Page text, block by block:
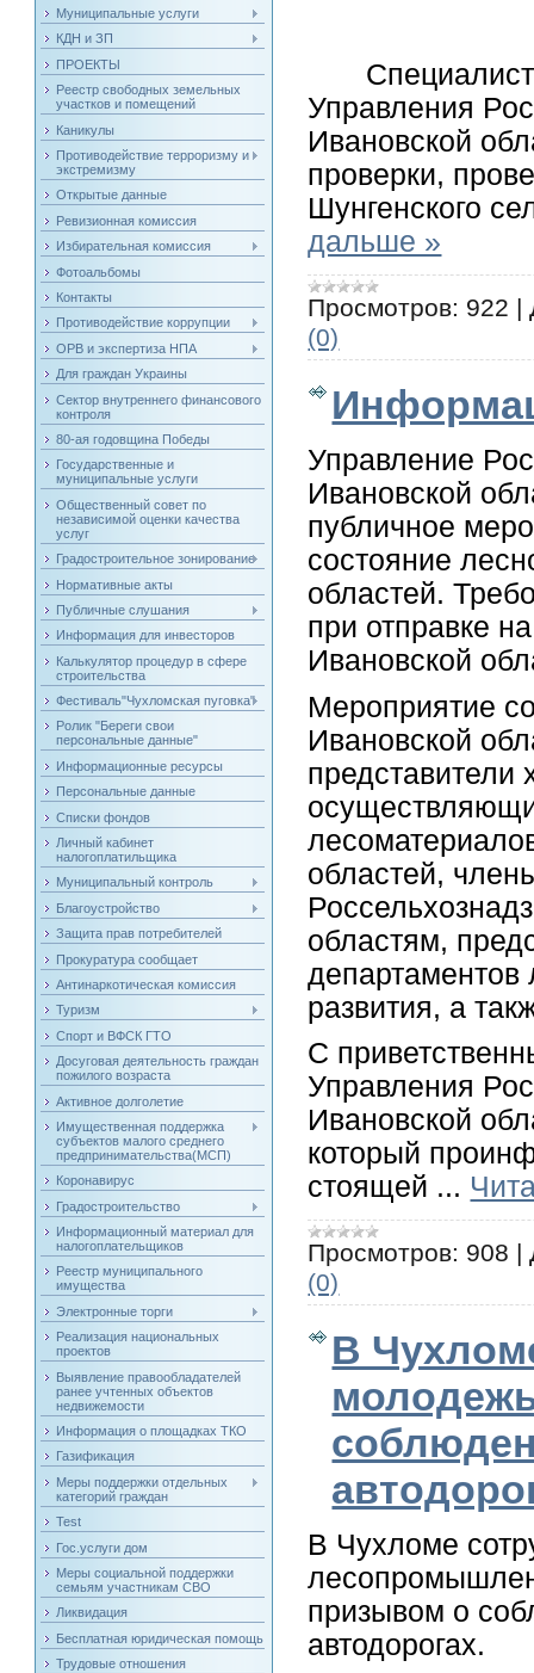
Муниципальные услуги
КДН и ЗП
ПРОЕКТЫ
Реестр свободных земельных
участков и помещений
Каникулы
Противодействие терроризму и
экстремизму
Открытые данные
Ревизионная комиссия
Избирательная комиссия
Фотоальбомы
Контакты
Противодействие коррупции
ОРВ и экспертиза НПА
Для граждан Украины
Сектор внутреннего финансового
контроля
80-ая годовщина Победы
Государственные и
муниципальные услуги
Общественный совет по
независимой оценки качества
услуг
Градостроительное зонирование
Нормативные акты
Публичные слушания
Информация для инвесторов
Калькулятор процедур в сфере
строительства
Фестиваль"Чухломская пуговка"
Ролик "Береги свои
персональные данные"
Информационные ресурсы
Персональные данные
Списки фондов
Личный кабинет
налогоплатильщика
Муниципальный контроль
Благоустройство
Защита прав потребителей
Прокуратура сообщает
Антинаркотическая комиссия
Туризм
Спорт и ВФСК ГТО
Досуговая деятельность граждан
пожилого возраста
Активное долголетие
Имущественная поддержка
субъектов малого среднего
предпринимательства(МСП)
Коронавирус
Градостроительство
Информационный материал для
налогоплательщиков
Реестр муниципального
имущества
Электронные торги
Реализация национальных
проектов
Выявление правообладателей
ранее учтенных объектов
недвижемости
Информация о площадках ТКО
Газификация
Меры поддержки отдельных
категорий граждан
Test
Гос.услуги дом
Меры социальной поддержки
семьям участникам СВО
Ликвидация
Бесплатная юридическая помощь
Трудовые отношения
Управления
Ивановской
проверки,
Шунгенского
дальше »
Просмотров: 922 |
(0)
Управление
Ивановской
публичное
состояние
областей.
при отправке
Ивановской
Мероприятие
Ивановской
представители
областей,
областям,
департаментов
развития, а
С
Управления
Ивановской
который
стоящей ...
Просмотров: 908 |
(0)
В
В Чухломе
призывом о
автодорогах.